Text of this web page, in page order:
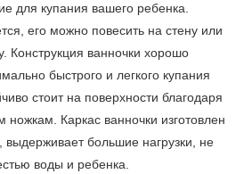
для купания вашего ребенка.
его можно повесить на стену или
Конструкция ванночки хорошо
быстрого и легкого купания
стоит на поверхности благодаря
Каркас ванночки изготовлен
выдерживает большие нагрузки, не
воды и ребенка.